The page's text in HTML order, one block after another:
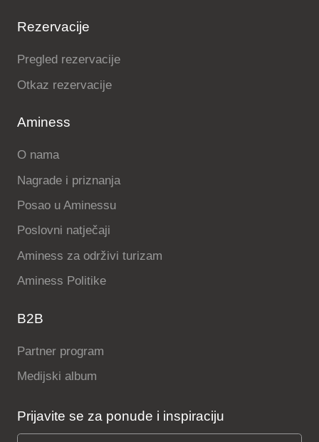
Rezervacije
Pregled rezervacije
Otkaz rezervacije
Aminess
O nama
Nagrade i priznanja
Posao u Aminessu
Poslovni natječaji
Aminess za održivi turizam
Aminess Politike
B2B
Partner program
Medijski album
Prijavite se za ponude i inspiraciju